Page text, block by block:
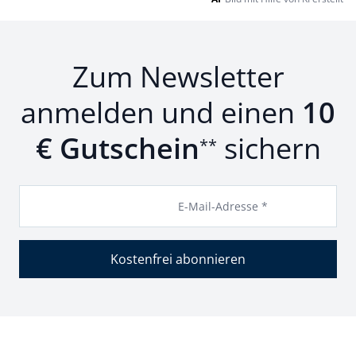
Zum Newsletter
anmelden und einen 10
€ Gutschein** sichern
E-Mail-Adresse *
Kostenfrei abonnieren